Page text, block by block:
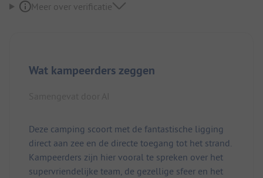
Meer over verificatie
Wat kampeerders zeggen
Deze camping scoort met de fantastische ligging
direct aan zee en de directe toegang tot het strand.
Kampeerders zijn hier vooral te spreken over het
supervriendelijke team, de gezellige sfeer en het